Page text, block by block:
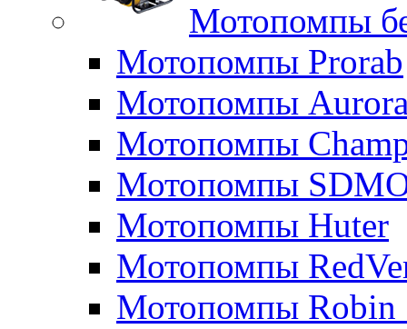
Мотопомпы
Мотопомпы Prorab
Мотопомпы
Мотопомпы
Мотопомпы
Мотопомпы Huter
Мотопомпы
Мотопомпы Robin